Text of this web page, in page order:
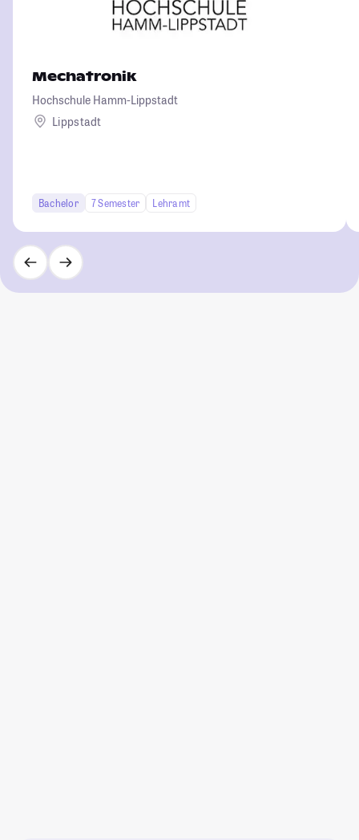
Mechatronik
Hochschule Hamm-Lippstadt
Lippstadt
Bachelor 7 Semester Lehramt